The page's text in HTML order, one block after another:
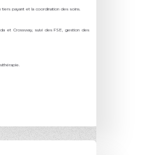
tiers payant et la coordination des soins.
et Crossway, suivi des FSE, gestion des